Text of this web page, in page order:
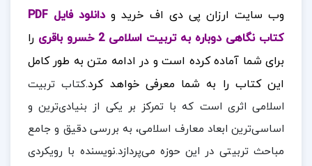
وب سایت ارزان پی دی اف خرید و
دانلود فایل PDF
کتاب نگاهی دوباره به تربیت اسلامی 2 خسرو باقری
را
برای شما آماده کرده است و در ادامه متن به طور کامل
این کتاب را به شما معرفی خواهد کرد.کتاب تربیت
اسلامی اثری است که با تمرکز بر یکی از بنیادی‌ترین و
اساسی‌ترین ابعاد معارف اسلامی، به بررسی دقیق و جامع
مباحث تربیتی در این حوزه می‌پردازد.نویسنده با رویکردی